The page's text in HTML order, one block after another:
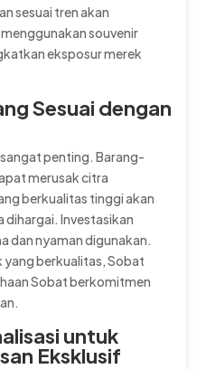
sesuai tren akan
souvenir
eksposur merek
Sesuai dengan
penting. Barang-
merusak citra
berkualitas tinggi akan
dihargai. Investasikan
dan nyaman digunakan.
berkualitas, Sobat
Sobat berkomitmen
untuk
Eksklusif